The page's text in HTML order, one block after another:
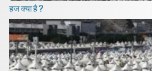
हज क्या है ?